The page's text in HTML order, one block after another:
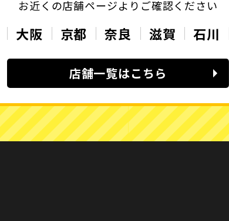
お近くの店舗ページよりご確認ください
大阪 京都 奈良 滋賀 石川
店舗一覧はこちら